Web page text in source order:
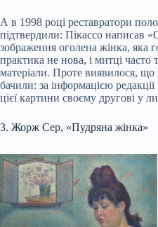
А в 1998 році реставратори
підтвердили: Пікассо написав
зображення оголена жінка, яка
практика не нова, і митці
матеріали. Проте виявилося,
бачили: за інформацією
цієї картини своєму другові у
3. Жорж Сер, «Пудряна жінка»